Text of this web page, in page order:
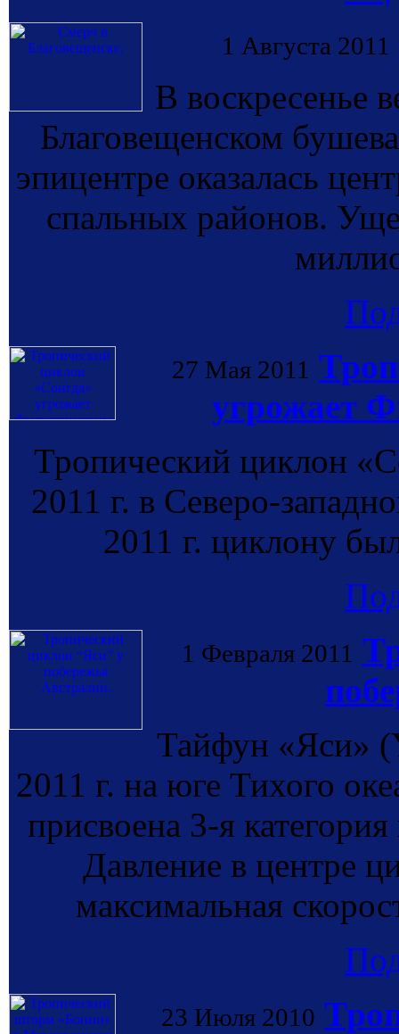
1 Августа 2011
В воскресенье
Благовещенском
эпицентре оказалась
спальных районов.
27 Мая 2011
угрожает
Тропический циклон
2011 г. в Северо-
2011 г. циклону
1 Февраля 2011
Тайфун «Яси»
2011 г. на юге Тихого
присвоена 3-я
Давление в центре
максимальная
23 Июля 2010